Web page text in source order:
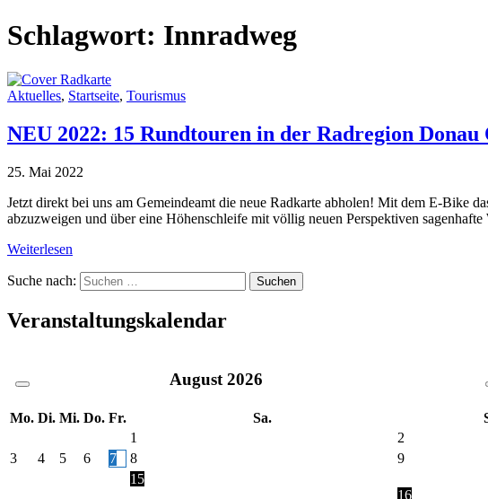
Schlagwort: Innradweg
Aktuelles, Startseite, Tourismus
NEU 2022: 15 Rundtouren in der Radregion
25. Mai 2022
Jetzt direkt bei uns am Gemeindeamt die neue Radkarte abholen! Mit dem E-Bike
abzuzweigen und über eine Höhenschleife mit völlig neuen Perspektiven
Weiterlesen
Suche nach:
Veranstaltungskalendar
August 2026
Mo. Di. Mi. Do. Fr. Sa.
1
2
3
4 5 6 7 8 9
15
16